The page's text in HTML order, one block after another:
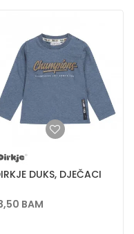
DUKS, DJEČACI
BAM